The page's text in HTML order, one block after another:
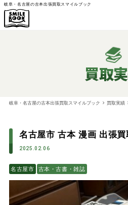
岐阜・名古屋の古本出張買取スマイルブック
買取
岐阜・名古屋の古本出張買取スマイルブック 買取実績
名古屋市 古本 漫画 出張買
2025.02.06
名古屋市 古本・古書・雑誌